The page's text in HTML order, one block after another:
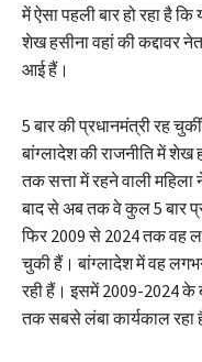
में ऐसा पहली बार हो रहा है कि
शेख हसीना वहां की कद्दावर
आई हैं।
5 बार की प्रधानमंत्री रह
बांग्लादेश की राजनीति में
तक सत्ता में रहने वाली
बाद से अब तक वे कुल 5 बार
फिर 2009 से 2024 तक वह
चुकी हैं। बांग्लादेश में वह
रही हैं। इसमें 2009-2024 के
तक सबसे लंबा कार्यकाल रहा